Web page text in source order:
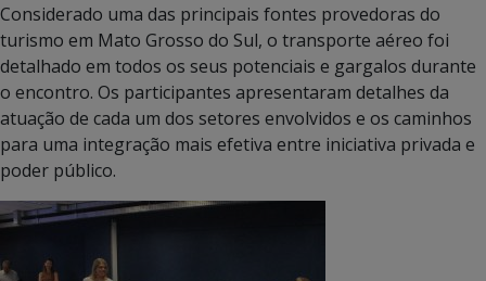
Considerado uma das principais fontes provedoras do
turismo em Mato Grosso do Sul, o transporte aéreo foi
detalhado em todos os seus potenciais e gargalos durante
o encontro. Os participantes apresentaram detalhes da
atuação de cada um dos setores envolvidos e os caminhos
para uma integração mais efetiva entre iniciativa privada e
poder público.